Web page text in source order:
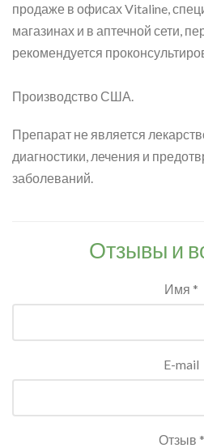
продаже в офисах Vitaline,
магазинах и в аптечной сети,
рекомендуется
Производство США.
Препарат не является
диагностики, лечения и
заболеваний.
Отзывы и
Имя *
E-mail
Отзыв *